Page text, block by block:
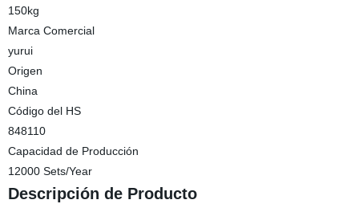
150kg
Marca Comercial
yurui
Origen
China
Código del HS
848110
Capacidad de Producción
12000 Sets/Year
Descripción de Producto